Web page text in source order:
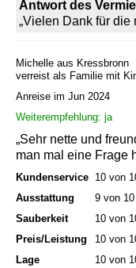
Antwort des
„Vielen Dank für die
Michelle aus Kressbronn
verreist als Familie mit
Anreise im Jun 2024
Weiterempfehlung: ja
„Sehr nette und
man mal eine Frage
Kundenservice 10 von
Ausstattung
9 von 10
Sauberkeit
10 von
Preis/Leistung
10 von
Lage
10 von